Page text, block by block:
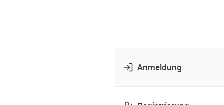
Anmeldung